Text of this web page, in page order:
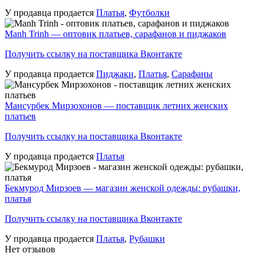
У продавца продается Платья, Футболки
Manh Trinh — оптовик платьев, сарафанов и пиджаков
Получить ссылку на поставщика Вконтакте
У продавца продается Пиджаки, Платья, Сарафаны
Мансурбек Мирзохонов — поставщик летних женских
платьев
Получить ссылку на поставщика Вконтакте
У продавца продается Платья
Бекмурод Мирзоев — магазин женской одежды: рубашки,
платья
Получить ссылку на поставщика Вконтакте
У продавца продается Платья, Рубашки
Нет отзывов